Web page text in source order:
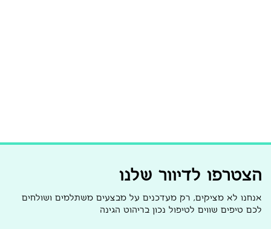
הצטרפו לדיוור שלנו
אנחנו לא מציקים, רק מעדכנים על מבצעים משתלמים ושולחים
לכם טיפים שווים לטיפול נכון בריהוט הגינה